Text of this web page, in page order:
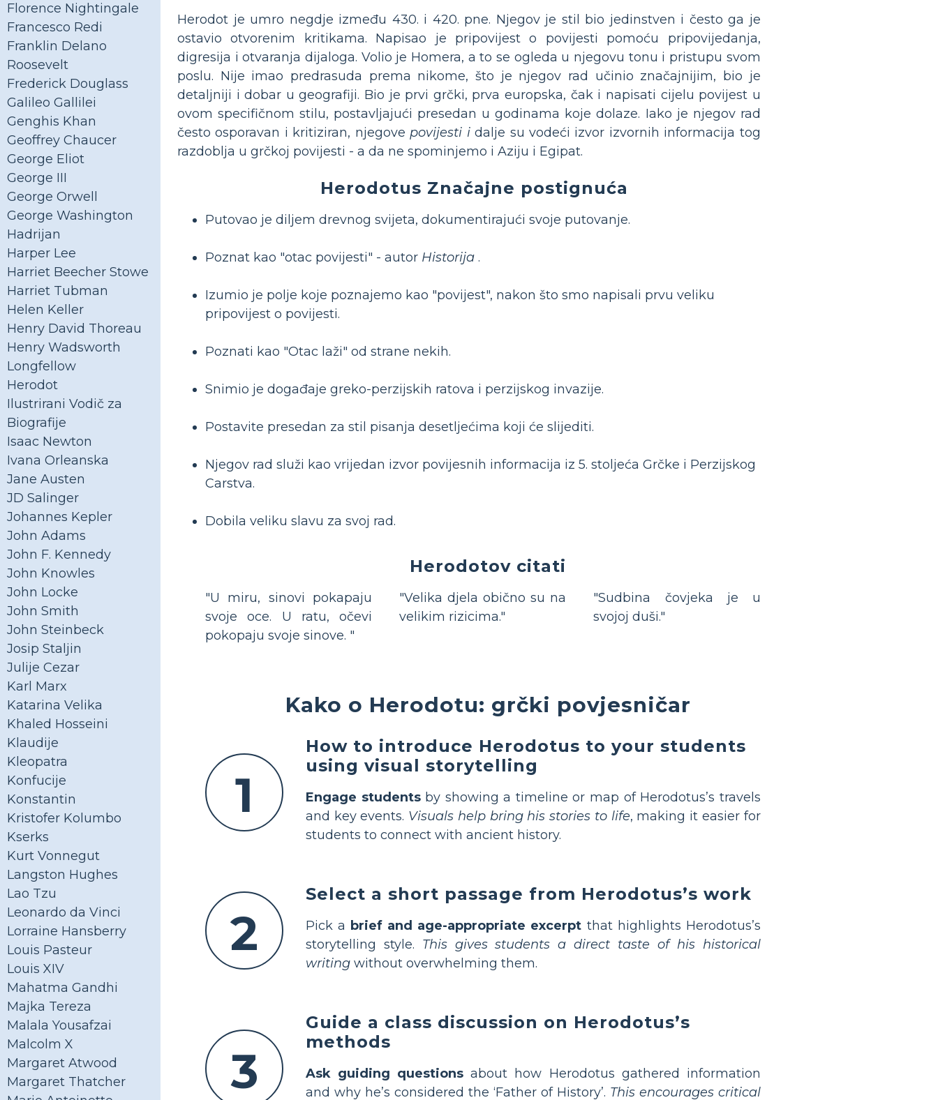
Florence Nightingale
Francesco Redi
Franklin Delano
Roosevelt
Frederick Douglass
Galileo Gallilei
Genghis Khan
Geoffrey Chaucer
George Eliot
George III
George Orwell
George Washington
Hadrijan
Harper Lee
Harriet Beecher Stowe
Harriet Tubman
Helen Keller
Henry David Thoreau
Henry Wadsworth
Longfellow
Herodot
Ilustrirani Vodič za
Biografije
Isaac Newton
Ivana Orleanska
Jane Austen
JD Salinger
Johannes Kepler
John Adams
John F. Kennedy
John Knowles
John Locke
John Smith
John Steinbeck
Josip Staljin
Julije Cezar
Karl Marx
Katarina Velika
Khaled Hosseini
Klaudije
Kleopatra
Konfucije
Konstantin
Kristofer Kolumbo
Kserks
Kurt Vonnegut
Langston Hughes
Lao Tzu
Leonardo da Vinci
Lorraine Hansberry
Louis Pasteur
Louis XIV
Mahatma Gandhi
Majka Tereza
Malala Yousafzai
Malcolm X
Margaret Atwood
Margaret Thatcher
Herodot je umro negdje između 430. i 420. pne. Njegov je stil bio jedinstven i često ga je
ostavio otvorenim kritikama. Napisao je pripovijest o povijesti pomoću pripovijedanja,
digresija i otvaranja dijaloga. Volio je Homera, a to se ogleda u njegovu tonu i pristupu svom
poslu. Nije imao predrasuda prema nikome, što je njegov rad učinio značajnijim, bio je
detaljniji i dobar u geografiji. Bio je prvi grčki, prva europska, čak i napisati cijelu povijest u
ovom specifičnom stilu, postavljajući presedan u godinama koje dolaze. Iako je njegov rad
često osporavan i kritiziran, njegove povijesti idalje su vodeći izvor izvornih informacija tog
razdoblja u grčkoj povijesti - a da ne spominjemo i Aziju i Egipat.
Herodotus Značajne postignuća
Putovao je diljem drevnog svijeta, dokumentirajući svoje putovanje.
Poznat kao "otac povijesti" - autor Historija .
Izumio je polje koje poznajemo kao "povijest", nakon što smo napisali prvu veliku
pripovijest o povijesti.
Poznati kao "Otac laži" od strane nekih.
Snimio je događaje greko-perzijskih ratova i perzijskog invazije.
Postavite presedan za stil pisanja desetljećima koji će slijediti.
Njegov rad služi kao vrijedan izvor povijesnih informacija iz 5. stoljeća Grčke i Perzijskog
Carstva.
Dobila veliku slavu za svoj rad.
Herodotov citati
"U miru, sinovi pokapaju
svoje oce. U ratu, očevi
pokopaju svoje sinove. "
"Velika djela obično su na
velikim rizicima."
"Sudbina čovjeka je u
svojoj duši."
Kako o Herodotu: grčki povjesničar
1
How to introduce Herodotus to your students
using visual storytelling
Engage studentsby showing a timeline or map of Herodotus’s travels
and key events. Visuals help bring his stories to life, making it easier for
students to connect with ancient history.
2
Select a short passage from Herodotus’s work
Pick a brief and age-appropriate excerpt that highlights Herodotus’s
storytelling style. This gives students a direct taste of his historical
writing without overwhelming them.
3
Guide a class discussion on Herodotus’s
methods
Ask guiding questions about how Herodotus gathered information
and why he’s considered the ‘Father of History’. This encourages critical